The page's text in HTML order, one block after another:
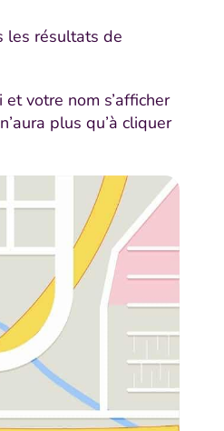
les résultats de
votre nom s’afficher
plus qu’à cliquer